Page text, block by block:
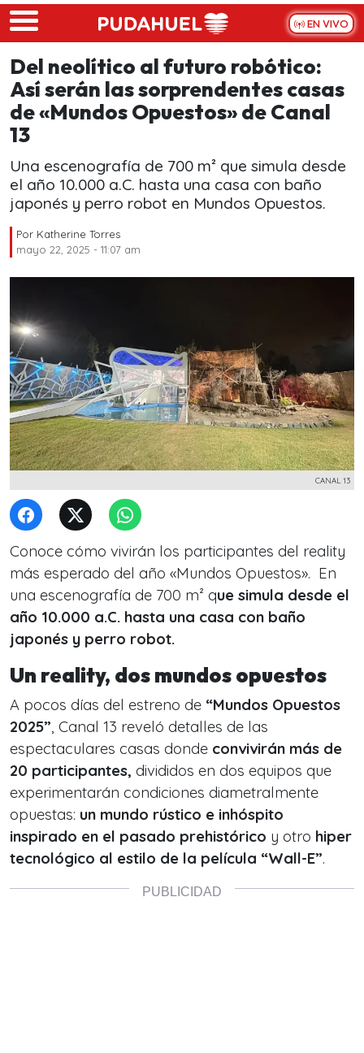
Skip to main content
EN VIVO
Del neolítico al futuro robótico:
Así serán las sorprendentes casas
de «Mundos Opuestos» de Canal
13
Una escenografía de 700 m² que simula desde
el año 10.000 a.C. hasta una casa con baño
japonés y perro robot en Mundos Opuestos.
Por Katherine Torres
mayo 22, 2025 - 11:07 am
CANAL 13
Conoce cómo vivirán los participantes del reality
más esperado del año «Mundos Opuestos». En
una escenografía de 700 m² que simula desde el
año 10.000 a.C. hasta una casa con baño
japonés y perro robot.
Un reality, dos mundos opuestos
A pocos días del estreno de “Mundos Opuestos
2025”, Canal 13 reveló detalles de las
espectaculares casas donde convivirán más de
20 participantes, divididos en dos equipos que
experimentarán condiciones diametralmente
opuestas: un mundo rústico e inhóspito
inspirado en el pasado prehistórico y otro hiper
tecnológico al estilo de la película “Wall-E”.